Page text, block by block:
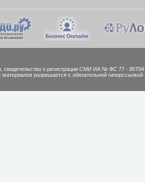
cвидетельство о регистрации СМИ ИА № ФС 77 - 85704
разрешается с обязательной гиперссылкой